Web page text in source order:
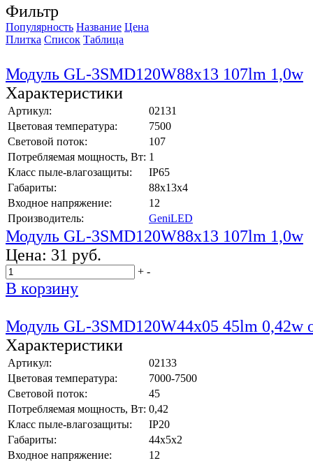
Фильтр
Популярность Название Цена
Плитка Список Таблица
Модуль GL-3SMD120W88x13 107lm 1,0w
Характеристики
Артикул:
02131
Цветовая температура:
7500
Световой поток:
107
Потребляемая мощность, Вт: 1
Класс пыле-влагозащиты:
IP65
Габариты:
88x13x4
Входное напряжение:
12
Производитель:
GeniLED
Модуль GL-3SMD120W88x13 107lm 1,0w
Цена: 31 руб.
+ -
В корзину
Модуль GL-3SMD120W44x05 45lm 0,42w
Характеристики
Артикул:
02133
Цветовая температура:
7000-7500
Световой поток:
45
Потребляемая мощность, Вт: 0,42
Класс пыле-влагозащиты:
IP20
Габариты:
44x5x2
Входное напряжение:
12